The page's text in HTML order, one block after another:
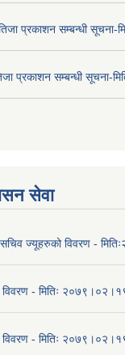
प्रकाशन सम्बन्धी
प्रकाशन सम्बन्धी सूचना-
सेवा
ज्यूहरुको विवरण -
- मितिः
- मितिः